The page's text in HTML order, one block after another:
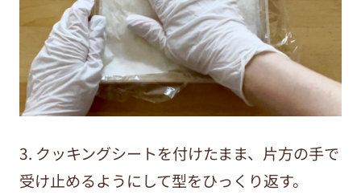
3. クッキングシートを付けたまま、片方の手で
受け止めるようにして型をひっくり返す。